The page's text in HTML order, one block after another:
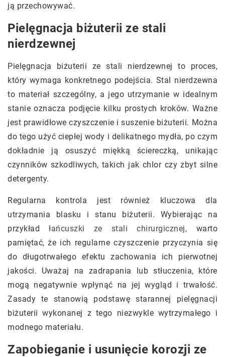
ją przechowywać.
Pielęgnacja biżuterii ze stali
nierdzewnej
Pielęgnacja biżuterii ze stali nierdzewnej to proces,
który wymaga konkretnego podejścia. Stal nierdzewna
to materiał szczególny, a jego utrzymanie w idealnym
stanie oznacza podjęcie kilku prostych kroków. Ważne
jest prawidłowe czyszczenie i suszenie biżuterii. Można
do tego użyć ciepłej wody i delikatnego mydła, po czym
dokładnie ją osuszyć miękką ściereczką, unikając
czynników szkodliwych, takich jak chlor czy zbyt silne
detergenty.
Regularna kontrola jest również kluczowa dla
utrzymania blasku i stanu biżuterii. Wybierając na
przykładłańcuszki ze stali chirurgicznej, warto
pamiętać, że ich regularne czyszczenie przyczynia się
do długotrwałego efektu zachowania ich pierwotnej
jakości. Uważaj na zadrapania lub stłuczenia, które
mogą negatywnie wpłynąć na jej wygląd i trwałość.
Zasady te stanowią podstawę starannej pielęgnacji
biżuterii wykonanej z tego niezwykle wytrzymałego i
modnego materiału.
Zapobieganie i usunięcie korozji ze